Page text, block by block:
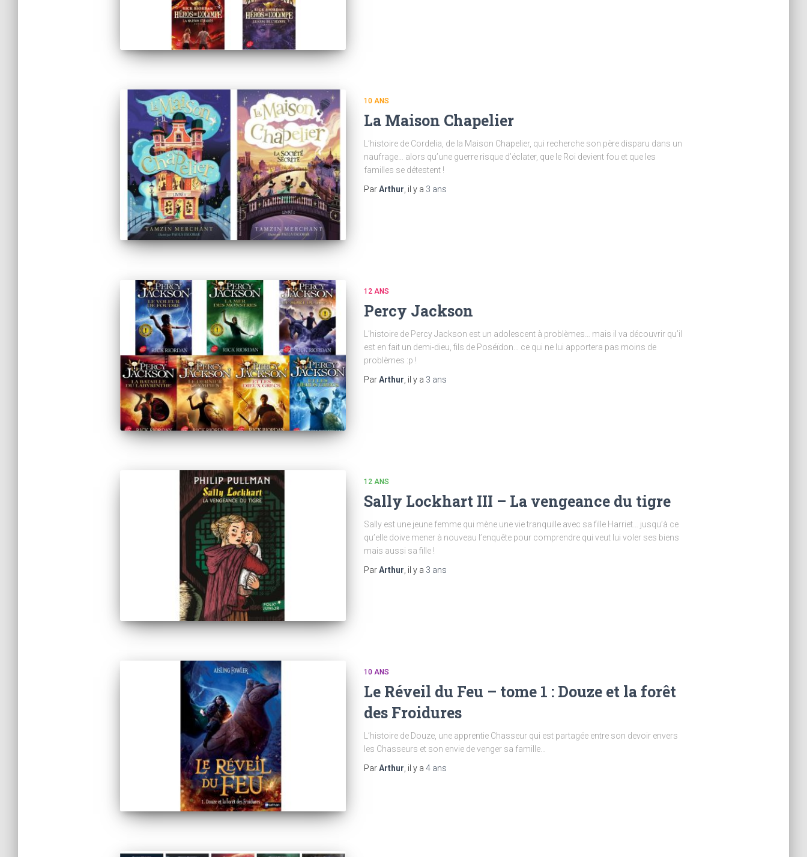
10 ANS
La Maison Chapelier
L’histoire de Cordelia, de la Maison Chapelier, qui recherche son père disparu dans un
naufrage… alors qu’une guerre risque d’éclater, que le Roi devient fou et que les
familles se détestent !
ParArthur, il y a 3 ans
12 ANS
Percy Jackson
L’histoire de Percy Jackson est un adolescent à problèmes… mais il va découvrir qu’il
est en fait un demi-dieu, fils de Poséïdon… ce qui ne lui apportera pas moins de
problèmes :p !
ParArthur, il y a 3 ans
12 ANS
Sally Lockhart III – La vengeance du tigre
Sally est une jeune femme qui mène une vie tranquille avec sa fille Harriet… jusqu’à ce
qu’elle doive mener à nouveau l’enquête pour comprendre qui veut lui voler ses biens
mais aussi sa fille !
ParArthur , il y a 3 ans
10 ANS
Le Réveil du Feu – tome 1 : Douze et la forêt
des Froidures
L’histoire de Douze, une apprentie Chasseur qui est partagée entre son devoir envers
les Chasseurs et son envie de venger sa famille…
ParArthur , il y a 4 ans